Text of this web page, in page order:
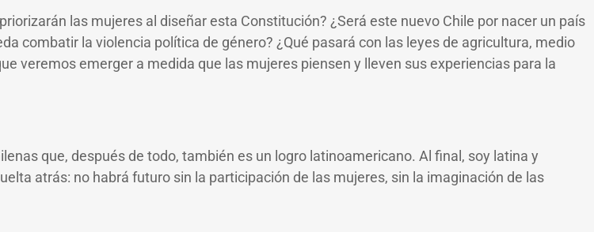
las mujeres al diseñar esta Constitución? ¿Será este nuevo Chile por nacer un país
combatir la violencia política de género? ¿Qué pasará con las leyes de agricultura, medio
veremos emerger a medida que las mujeres piensen y lleven sus experiencias para la
que, después de todo, también es un logro latinoamericano. Al final, soy latina y
atrás: no habrá futuro sin la participación de las mujeres, sin la imaginación de las